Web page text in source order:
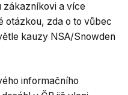
zákazníkovi a více
otázkou, zda o to vůbec
kauzy NSA/Snowden
informačního